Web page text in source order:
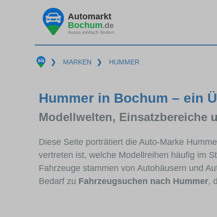
Automarkt
Bochum.de
Autos einfach finden
❯ MARKEN ❯ HUMMER
Hummer in Bochum – ein
Modellwelten, Einsatzbereiche
Diese Seite porträtiert die Auto-Marke
vertreten ist, welche Modellreihen häufig im
Fahrzeuge stammen von Autohäusern und
Bedarf zu Fahrzeugsuchen nach Hummer,